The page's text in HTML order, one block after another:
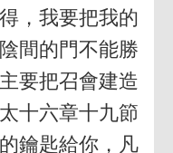
，我要把我的
間的門不能勝
要把召會建造
十六章十九節
鑰匙給你，凡